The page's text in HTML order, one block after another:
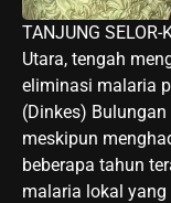
TANJUNG
Utara, tengah
eliminasi malaria
(Dinkes)
meskipun
beberapa tahun
malaria lokal